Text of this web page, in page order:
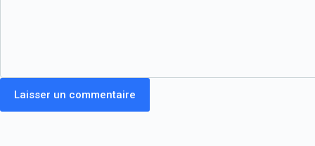
Laisser un commentaire